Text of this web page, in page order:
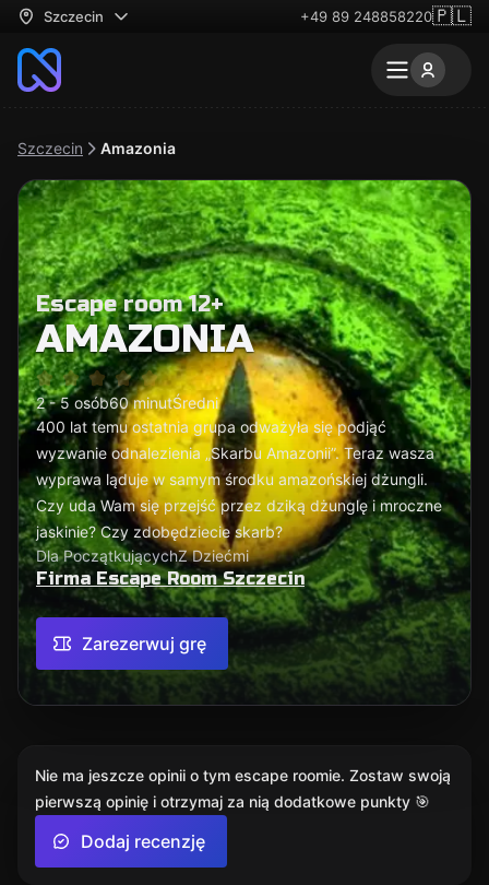
Szczecin +49 89 248858220🇵🇱
Szczecin Amazonia
Escape room 12+
AMAZONIA
2 - 5 osób60 minutŚredni
400 lat temu ostatnia grupa odważyła się podjąć
wyzwanie odnalezienia „Skarbu Amazonii”. Teraz wasza
wyprawa ląduje w samym środku amazońskiej dżungli.
Czy uda Wam się przejść przez dziką dżunglę i mroczne
jaskinie? Czy zdobędziecie skarb?
Dla PoczątkującychZ Dziećmi
Firma Escape Room Szczecin
Zarezerwuj grę
Nie ma jeszcze opinii o tym escape roomie. Zostaw swoją
pierwszą opinię i otrzymaj za nią dodatkowe punkty 🎯
Dodaj recenzję